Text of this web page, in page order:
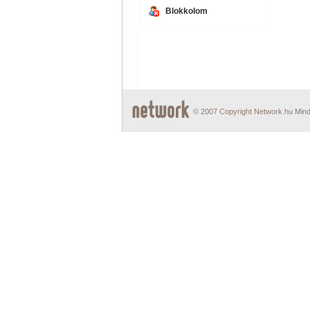
Blokkolom
© 2007 Copyright Network.hu